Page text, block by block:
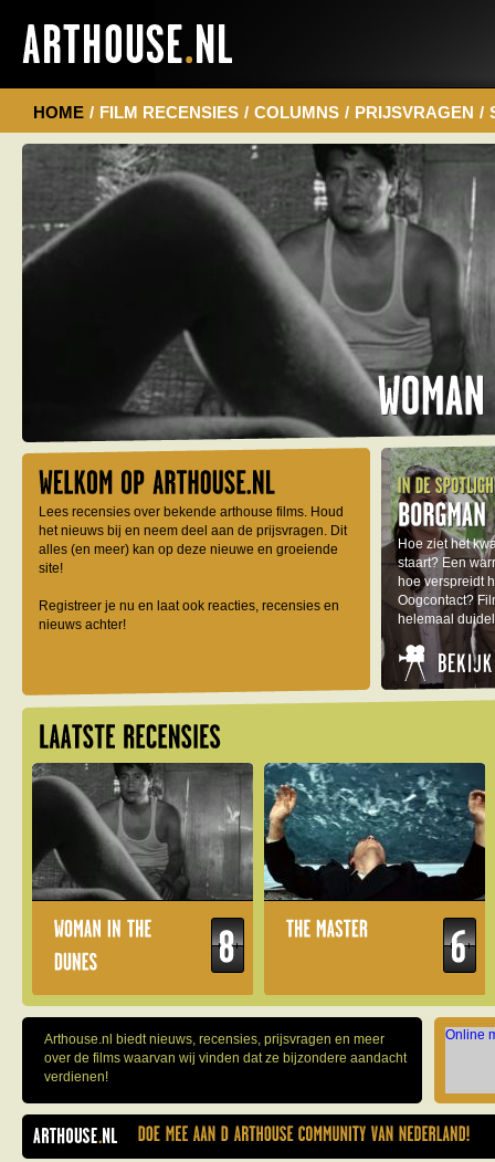
HOME / FILM RECENSIES / COLUMNS / PRIJSVRAGEN /
Lees recensies over bekende arthouse films. Houd
het nieuws bij en neem deel aan de prijsvragen. Dit
alles (en meer) kan op deze nieuwe en groeiende
site!
Registreer je nu en laat ook reacties, recensies en
nieuws achter!
Hoe ziet het
staart? Een
hoe verspreidt
Oogcontact?
helemaal
Arthouse.nl biedt nieuws, recensies, prijsvragen en meer
over de films waarvan wij vinden dat ze bijzondere aandacht
verdienen!
Online